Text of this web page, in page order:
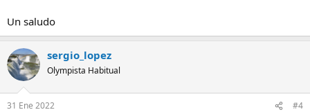
Un saludo
sergio_lopez
Olympista Habitual
31 Ene 2022 #4